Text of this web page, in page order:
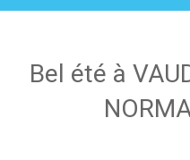
Bel été à